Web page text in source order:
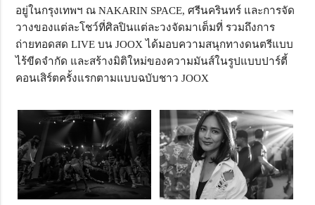
อยู่ในกรุงเทพฯ ณ NAKARIN SPACE, ศรีนครินทร์ และการจัด
วางของแต่ละโชว์ที่ศิลปินแต่ละวงจัดมาเต็มที่ รวมถึงการ
ถ่ายทอดสด LIVE บน JOOX ได้มอบความสนุกทางดนตรีแบบ
ไร้ขีดจำกัด และสร้างมิติใหม่ของความมันส์ในรูปแบบปาร์ตี้
คอนเสิร์ตครั้งแรกตามแบบฉบับชาว JOOX